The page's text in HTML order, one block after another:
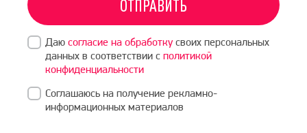
ОТПРАВИТЬ
Даю согласие на обработкусвоих персональных
данных в соответствии с политикой
конфиденциальности
Соглашаюсь на получение рекламно-
информационных материалов